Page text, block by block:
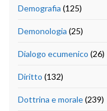
Demografia (125)
Demonologia (25)
Dialogo ecumenico (26)
Diritto (132)
Dottrina e morale(239)